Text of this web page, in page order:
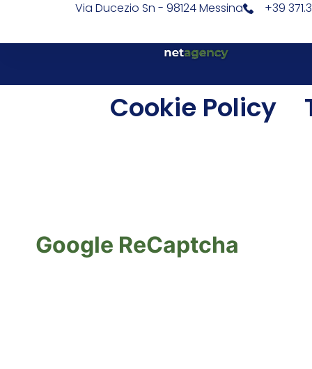
Via Ducezio Sn - 98124 Messina +39
Cookie Policy
Google ReCaptcha